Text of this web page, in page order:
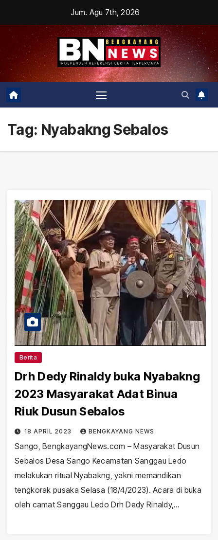
content
Jum. Agu 7th, 2026
Tag: Nyabakng Sebalos
Berita
Drh Dedy Rinaldy buka Nyabakng
2023 Masyarakat Adat Binua
Riuk Dusun Sebalos
18 APRIL 2023 BENGKAYANG NEWS
Sango, BengkayangNews.com – Masyarakat Dusun
Sebalos Desa Sango Kecamatan Sanggau Ledo
melakukan ritual Nyabakng, yakni memandikan
tengkorak pusaka Selasa (18/4/2023). Acara di buka
oleh camat Sanggau Ledo Drh Dedy Rinaldy,…